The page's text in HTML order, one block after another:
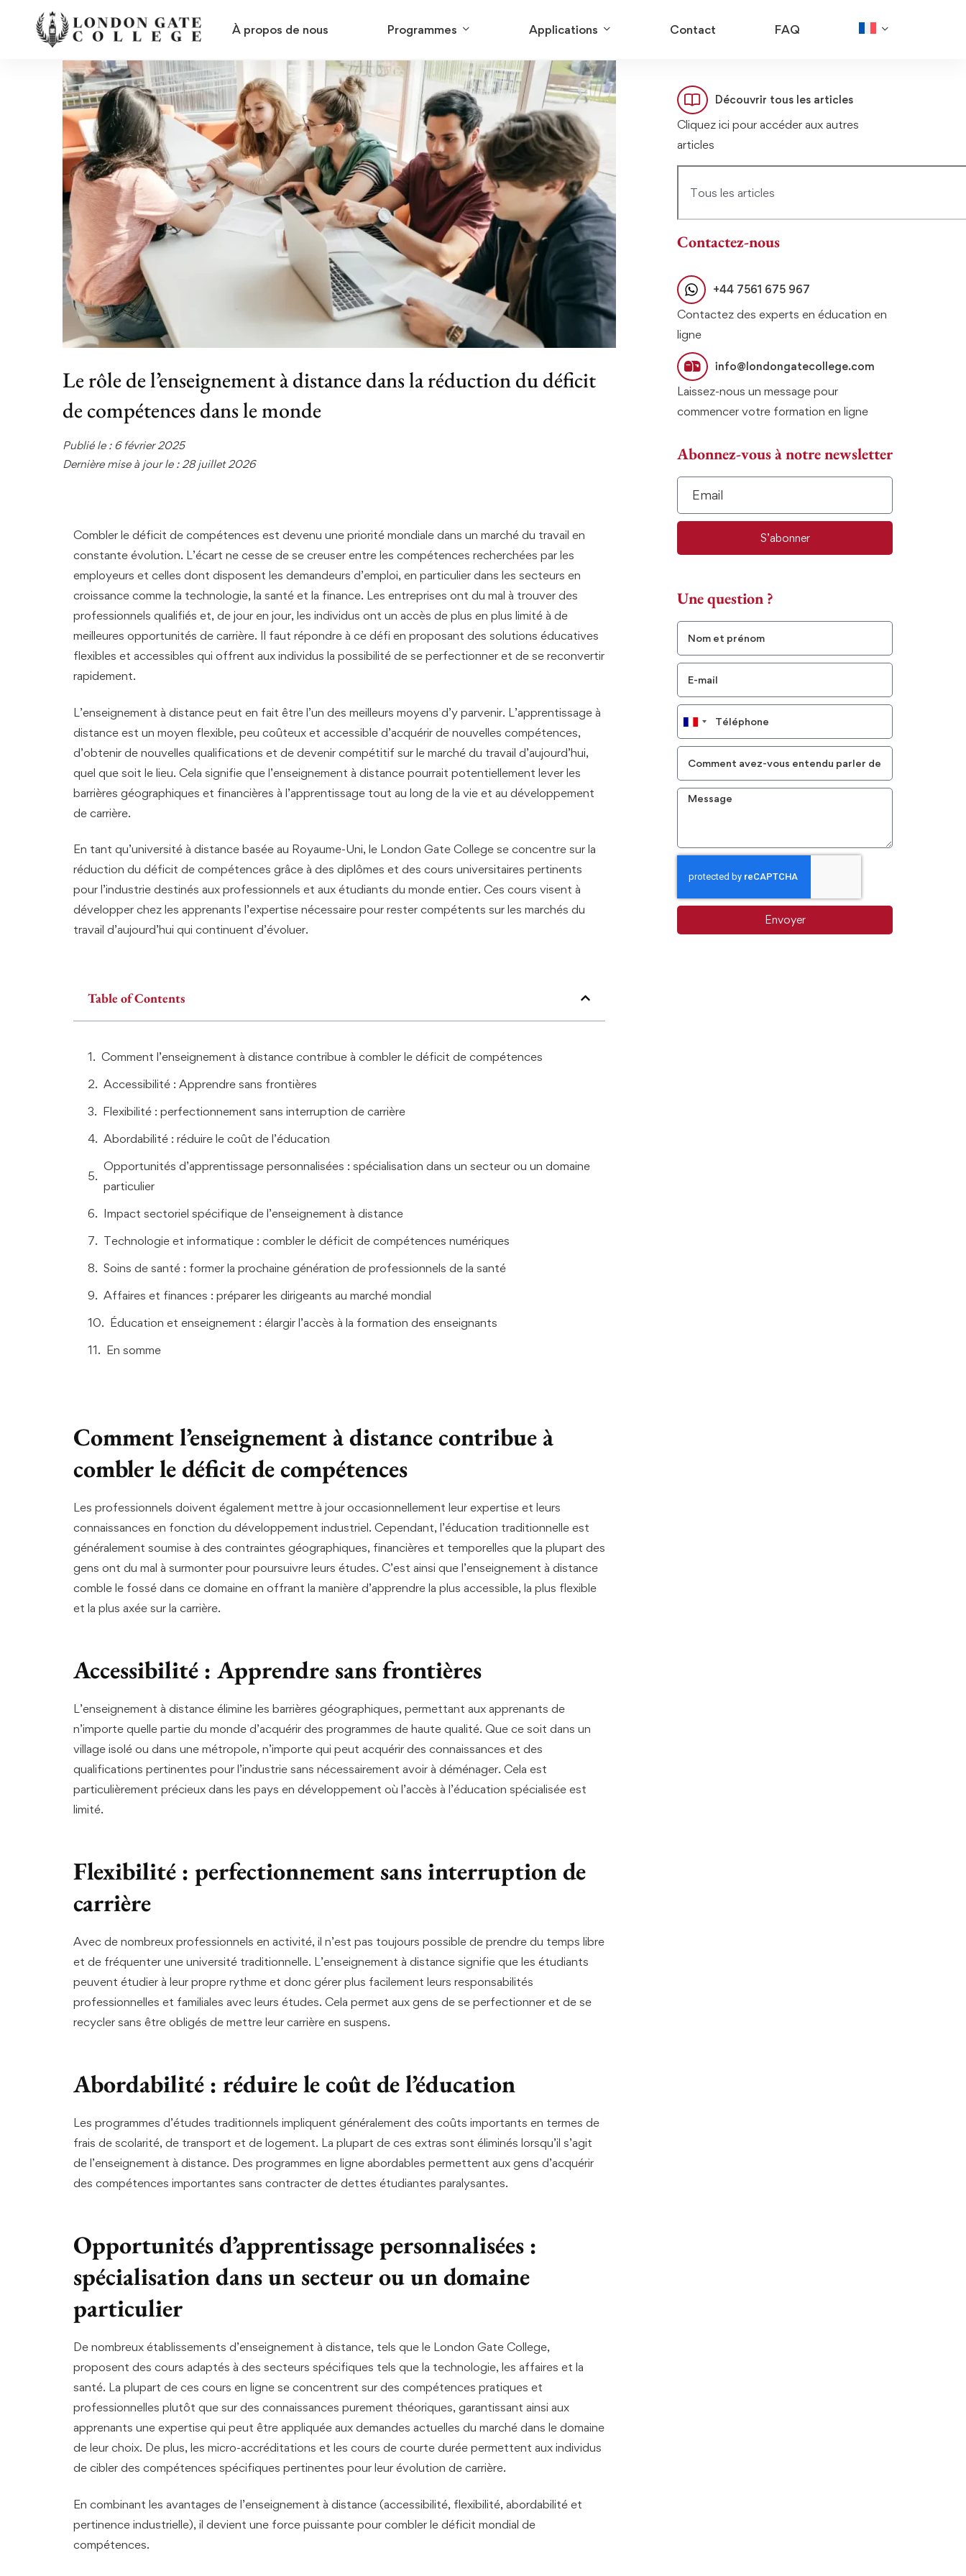
À propos de nous Programmes Applications Contact FAQ
Le rôle de l’enseignement à distance dans la réduction du déficit
de compétences dans le monde
Publié le : 6 février 2025
Dernière mise à jour le : 28 juillet 2026
Combler le déficit de compétences est devenu une priorité mondiale dans un marché du travail en
constante évolution. L’écart ne cesse de se creuser entre les compétences recherchées par les
employeurs et celles dont disposent les demandeurs d’emploi, en particulier dans les secteurs en
croissance comme la technologie, la santé et la finance. Les entreprises ont du mal à trouver des
professionnels qualifiés et, de jour en jour, les individus ont un accès de plus en plus limité à de
meilleures opportunités de carrière. Il faut répondre à ce défi en proposant des solutions éducatives
flexibles et accessibles qui offrent aux individus la possibilité de se perfectionner et de se reconvertir
rapidement.
L’enseignement à distance peut en fait être l’un des meilleurs moyens d’y parvenir. L’apprentissage à
distance est un moyen flexible, peu coûteux et accessible d’acquérir de nouvelles compétences,
d’obtenir de nouvelles qualifications et de devenir compétitif sur le marché du travail d’aujourd’hui,
quel que soit le lieu. Cela signifie que l’enseignement à distance pourrait potentiellement lever les
barrières géographiques et financières à l’apprentissage tout au long de la vie et au développement
de carrière.
En tant qu’université à distance basée au Royaume-Uni, le London Gate College se concentre sur la
réduction du déficit de compétences grâce à des diplômes et des cours universitaires pertinents
pour l’industrie destinés aux professionnels et aux étudiants du monde entier. Ces cours visent à
développer chez les apprenants l’expertise nécessaire pour rester compétents sur les marchés du
travail d’aujourd’hui qui continuent d’évoluer.
Table of Contents
Comment l’enseignement à distance contribue à combler le déficit de compétences
Accessibilité : Apprendre sans frontières
Flexibilité : perfectionnement sans interruption de carrière
Abordabilité : réduire le coût de l’éducation
Opportunités d’apprentissage personnalisées : spécialisation dans un secteur ou un domaine
particulier
Impact sectoriel spécifique de l’enseignement à distance
Technologie et informatique : combler le déficit de compétences numériques
Soins de santé : former la prochaine génération de professionnels de la santé
Affaires et finances : préparer les dirigeants au marché mondial
Éducation et enseignement : élargir l’accès à la formation des enseignants
En somme
Comment l’enseignement à distance contribue à
combler le déficit de compétences
Les professionnels doivent également mettre à jour occasionnellement leur expertise et leurs
connaissances en fonction du développement industriel. Cependant, l’éducation traditionnelle est
généralement soumise à des contraintes géographiques, financières et temporelles que la plupart des
gens ont du mal à surmonter pour poursuivre leurs études. C’est ainsi que l’enseignement à distance
comble le fossé dans ce domaine en offrant la manière d’apprendre la plus accessible, la plus flexible
et la plus axée sur la carrière.
Accessibilité : Apprendre sans frontières
L’enseignement à distance élimine les barrières géographiques, permettant aux apprenants de
n’importe quelle partie du monde d’acquérir des programmes de haute qualité. Que ce soit dans un
village isolé ou dans une métropole, n’importe qui peut acquérir des connaissances et des
qualifications pertinentes pour l’industrie sans nécessairement avoir à déménager. Cela est
particulièrement précieux dans les pays en développement où l’accès à l’éducation spécialisée est
limité.
Flexibilité : perfectionnement sans interruption de
carrière
Avec de nombreux professionnels en activité, il n’est pas toujours possible de prendre du temps libre
et de fréquenter une université traditionnelle. L’enseignement à distance signifie que les étudiants
peuvent étudier à leur propre rythme et donc gérer plus facilement leurs responsabilités
professionnelles et familiales avec leurs études. Cela permet aux gens de se perfectionner et de se
recycler sans être obligés de mettre leur carrière en suspens.
Abordabilité : réduire le coût de l’éducation
Les programmes d’études traditionnels impliquent généralement des coûts importants en termes de
frais de scolarité, de transport et de logement. La plupart de ces extras sont éliminés lorsqu’il s’agit
de l’enseignement à distance. Des programmes en ligne abordables permettent aux gens d’acquérir
des compétences importantes sans contracter de dettes étudiantes paralysantes.
Opportunités d’apprentissage personnalisées :
spécialisation dans un secteur ou un domaine
particulier
De nombreux établissements d’enseignement à distance, tels que le London Gate College,
proposent des cours adaptés à des secteurs spécifiques tels que la technologie, les affaires et la
santé. La plupart de ces cours en ligne se concentrent sur des compétences pratiques et
professionnelles plutôt que sur des connaissances purement théoriques, garantissant ainsi aux
apprenants une expertise qui peut être appliquée aux demandes actuelles du marché dans le domaine
de leur choix. De plus, les micro-accréditations et les cours de courte durée permettent aux individus
de cibler des compétences spécifiques pertinentes pour leur évolution de carrière.
En combinant les avantages de l’enseignement à distance (accessibilité, flexibilité, abordabilité et
pertinence industrielle), il devient une force puissante pour combler le déficit mondial de
compétences.
Découvrir tous les articles
Cliquez ici pour accéder aux autres
articles
Contactez-nous
+44 7561 675 967
Contactez des experts en éducation en
ligne
info@londongatecollege.com
Laissez-nous un message pour
commencer votre formation en ligne
Abonnez-vous à notre newsletter
S’abonner
Une question ?
France
+33
Envoyer